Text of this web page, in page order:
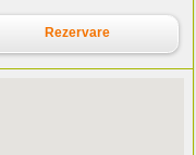
Rezervare